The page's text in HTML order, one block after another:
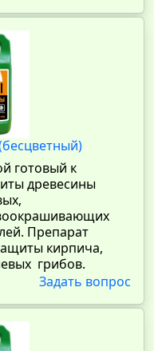
готовый к
древесины
Препарат
кирпича,
грибов.
Задать вопрос